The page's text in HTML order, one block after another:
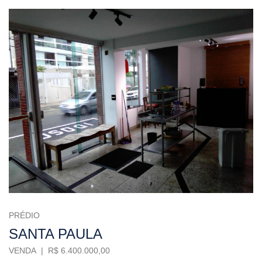
PRÉDIO
SANTA PAULA
VENDA | R$ 6.400.000,00